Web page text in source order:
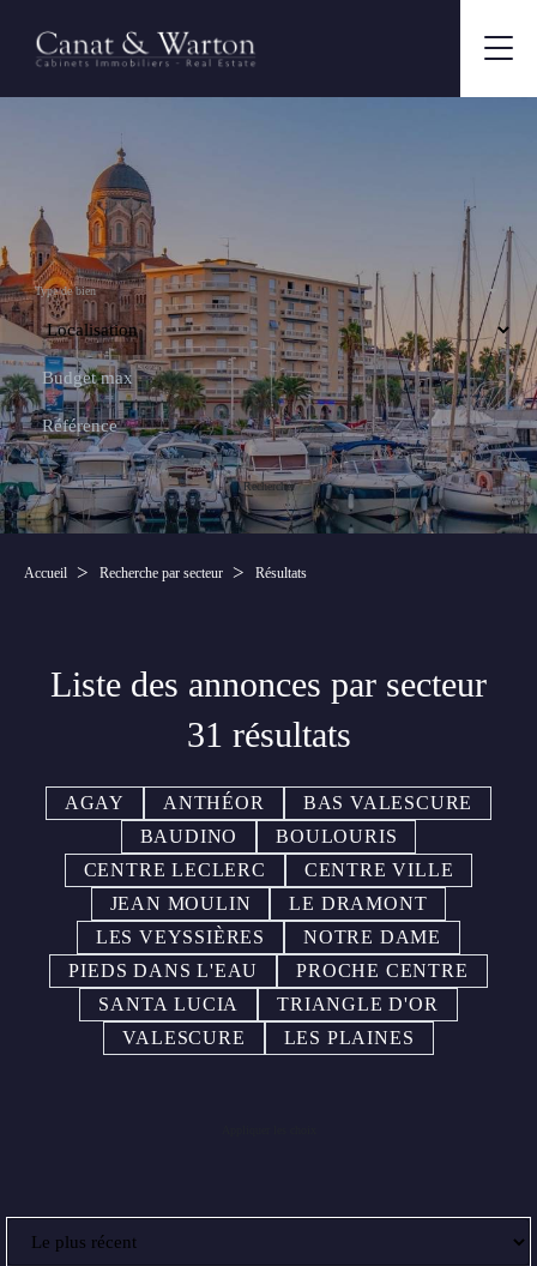
Type de bien
Accueil Recherche par secteur Résultats
Liste des annonces par secteur
31 résultats
AGAY ANTHÉOR
BAS VALESCURE
BAUDINO
BOULOURIS
CENTRE LECLERC
CENTRE VILLE
JEAN MOULIN
LE DRAMONT
LES VEYSSIÈRES
NOTRE DAME
PIEDS DANS L'EAU
PROCHE CENTRE
SANTA LUCIA
TRIANGLE D'OR
VALESCURE
LES PLAINES